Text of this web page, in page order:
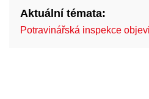
Aktuální témata:
Potravinářská inspekce